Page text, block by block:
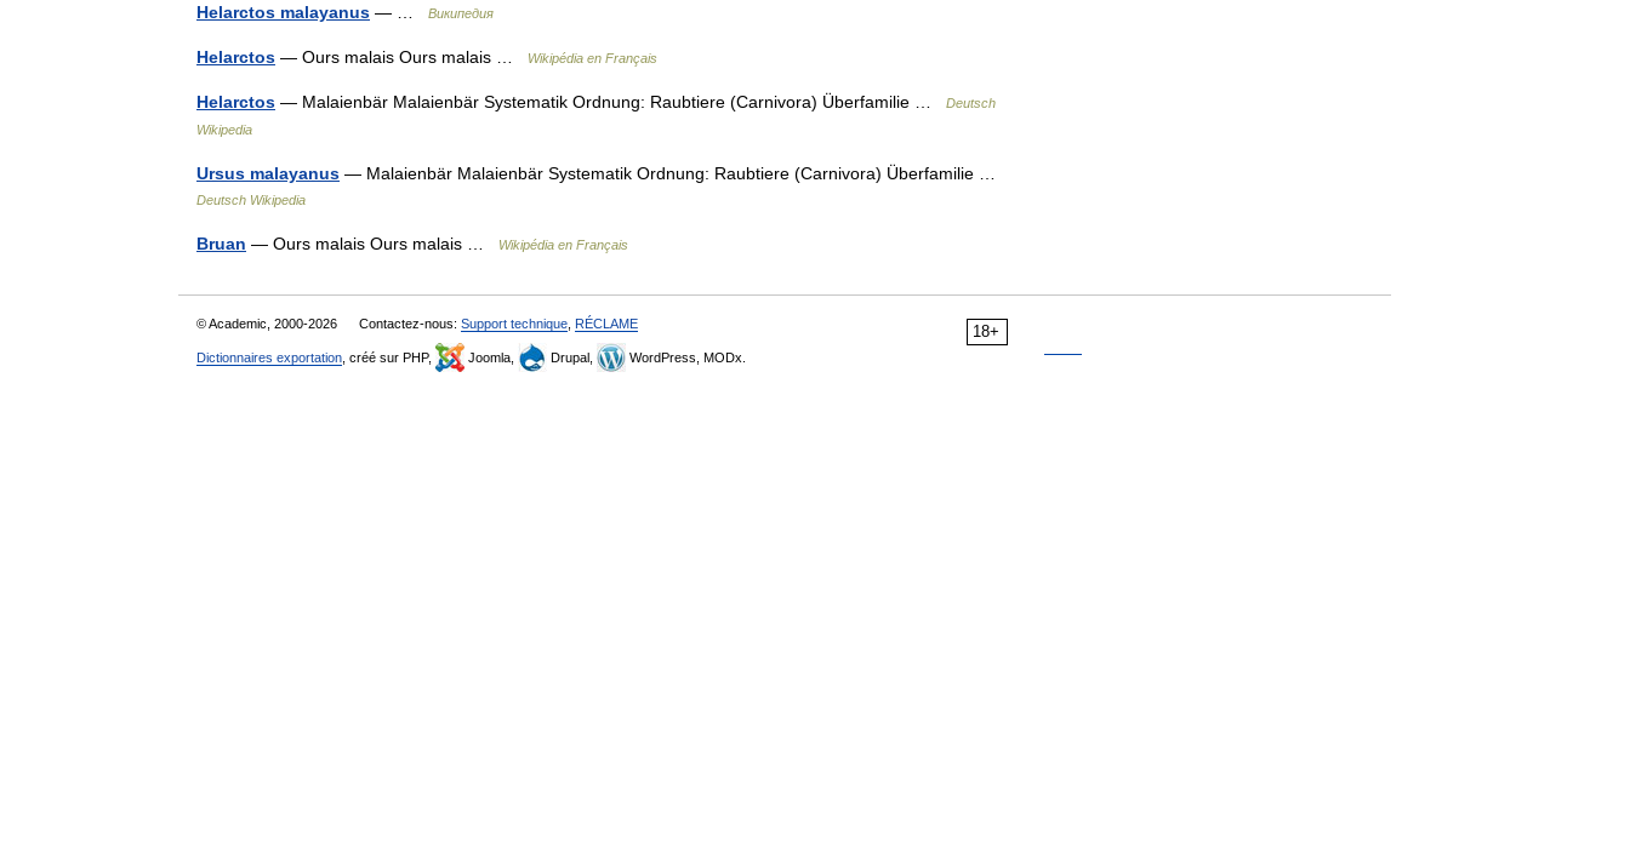
Helarctos malayanus — … Википедия
Helarctos — Ours malais Ours malais … Wikipédia en Français
Helarctos — Malaienbär Malaienbär Systematik Ordnung: Raubtiere (Carnivora) Überfamilie …
Deutsch
Wikipedia
Ursus malayanus — Malaienbär Malaienbär Systematik Ordnung: Raubtiere (Carnivora) Überfamilie …
Deutsch Wikipedia
Bruan — Ours malais Ours malais … Wikipédia en Français
18+
© Academic, 2000-2026 Contactez-nous: Support technique RÉCLAME
Dictionnaires exportation , créé sur PHP, Joomla, Drupal, WordPress, MODx.